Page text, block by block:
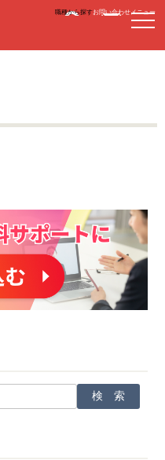
職種から探すお問い合わせメニュー